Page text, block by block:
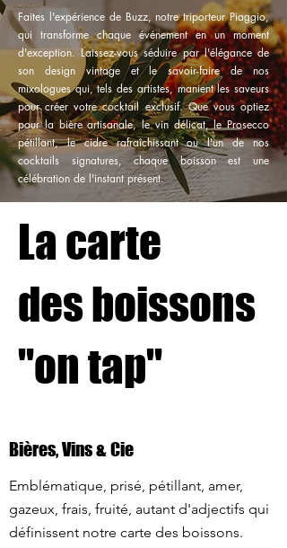
Faites l'expérience de Buzz, notre triporteur Piaggio,
qui transforme chaque événement en un moment
d'exception. Laissez-vous séduire par l'élégance de
son design vintage et le savoir-faire de nos
mixologues qui, tels des artistes, manient les saveurs
pour créer votre cocktail exclusif. Que vous optiez
pour la bière artisanale, le vin délicat, le Prosecco
pétillant, le cidre rafraîchissant ou l'un de nos
cocktails signatures, chaque boisson est une
célébration de l'instant présent.
La carte
des boissons
"on tap"
Bières, Vins & Cie
Emblématique, prisé, pétillant, amer,
gazeux, frais, fruité, autant d'adjectifs qui
définissent notre carte des boissons.